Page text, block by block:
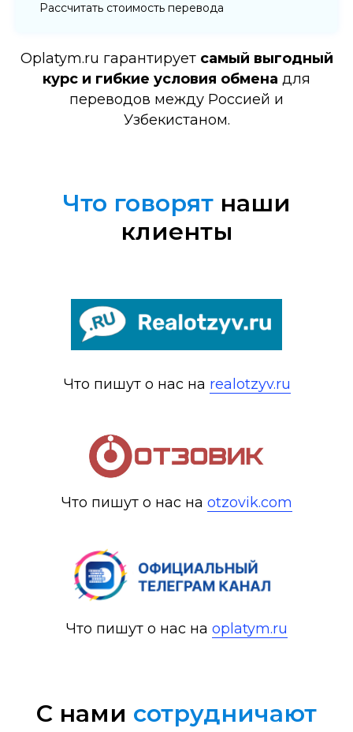
Рассчитать стоимость перевода
Oplatym.ru гарантирует самый выгодный
курс и гибкие условия обмена для
переводов между Россией и
Узбекистаном.
Что говорятнаши
клиенты
Что пишут о нас на otzovik.com
Что пишут о нас на realotzyv.ru
Что пишут о нас на oplatym.ru
C нами сотрудничают